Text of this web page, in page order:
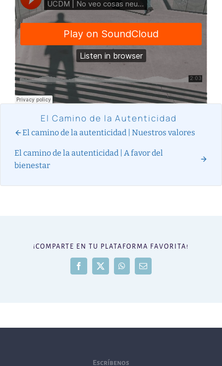
El Camino de la Autenticidad
El camino de la autenticidad | Nuestros valores
El camino de la autenticidad | A favor del
bienestar
¡COMPARTE EN TU PLATAFORMA FAVORITA!
Facebook
X WhatsAppCorreo
Escríbenos